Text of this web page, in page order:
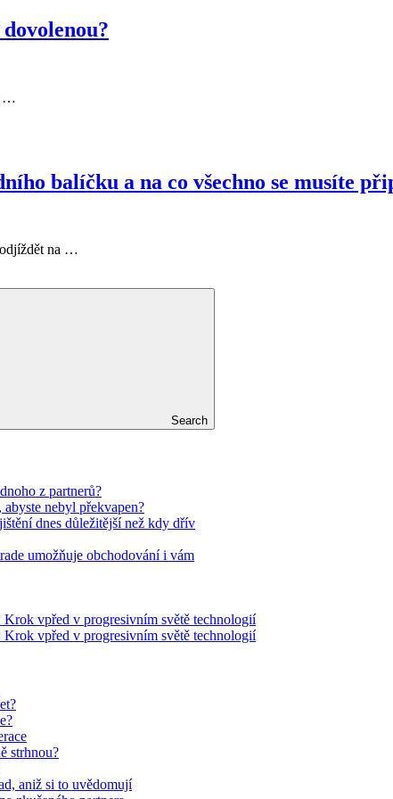
…
balíčku a na co všechno se musíte
odjíždět na …
Search
z partnerů?
nebyl překvapen?
dnes důležitější než kdy dřív
umožňuje obchodování i vám
vpřed v progresivním světě technologií
vpřed v progresivním světě technologií
strhnou?
aniž si to uvědomují